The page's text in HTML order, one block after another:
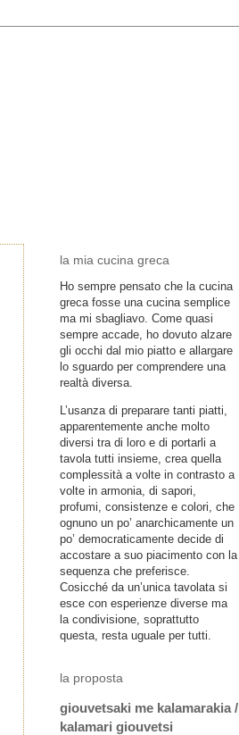
la mia cucina greca
Ho sempre pensato che la cucina
greca fosse una cucina semplice
ma mi sbagliavo. Come quasi
sempre accade, ho dovuto alzare
gli occhi dal mio piatto e allargare
lo sguardo per comprendere una
realtà diversa.
L’usanza di preparare tanti piatti,
apparentemente anche molto
diversi tra di loro e di portarli a
tavola tutti insieme, crea quella
complessità a volte in contrasto a
volte in armonia, di sapori,
profumi, consistenze e colori, che
ognuno un po’ anarchicamente un
po’ democraticamente decide di
accostare a suo piacimento con la
sequenza che preferisce.
Cosicché da un’unica tavolata si
esce con esperienze diverse ma
la condivisione, soprattutto
questa, resta uguale per tutti.
la proposta
giouvetsaki me kalamarakia /
kalamari giouvetsi